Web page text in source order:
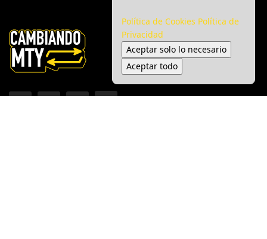
Política de Cookies Política de
Privacidad
Aceptar solo lo necesario
Aceptar todo